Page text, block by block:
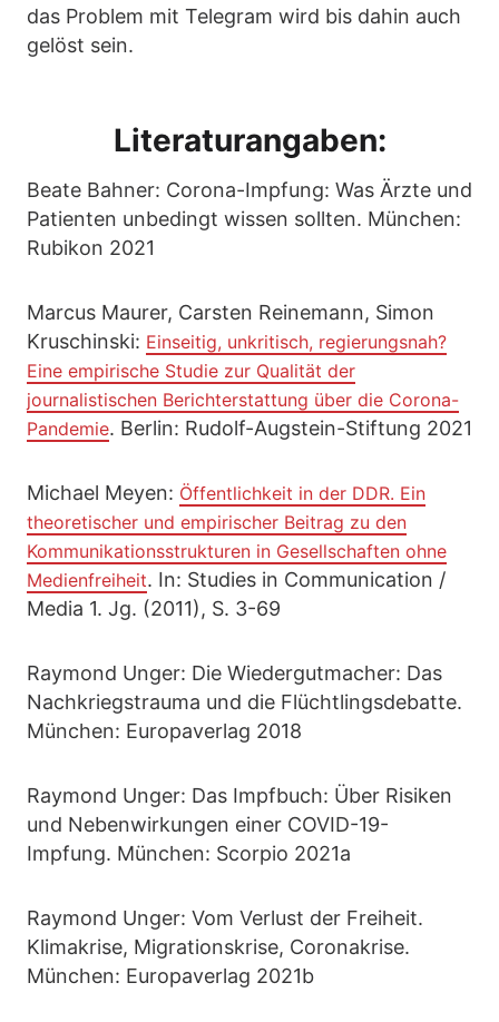
das Problem mit Telegram wird bis dahin auch
gelöst sein.
Literaturangaben:
Beate Bahner: Corona-Impfung: Was Ärzte und
Patienten unbedingt wissen sollten. München:
Rubikon 2021
Marcus Maurer, Carsten Reinemann, Simon
Kruschinski: Einseitig, unkritisch, regierungsnah?
Eine empirische Studie zur Qualität der
journalistischen Berichterstattung über die Corona-
Pandemie. Berlin: Rudolf-Augstein-Stiftung 2021
Michael Meyen: Öffentlichkeit in der DDR. Ein
theoretischer und empirischer Beitrag zu den
Kommunikationsstrukturen in Gesellschaften ohne
Medienfreiheit. In: Studies in Communication /
Media 1. Jg. (2011), S. 3-69
Raymond Unger: Die Wiedergutmacher: Das
Nachkriegstrauma und die Flüchtlingsdebatte.
München: Europaverlag 2018
Raymond Unger: Das Impfbuch: Über Risiken
und Nebenwirkungen einer COVID-19-
Impfung. München: Scorpio 2021a
Raymond Unger: Vom Verlust der Freiheit.
Klimakrise, Migrationskrise, Coronakrise.
München: Europaverlag 2021b